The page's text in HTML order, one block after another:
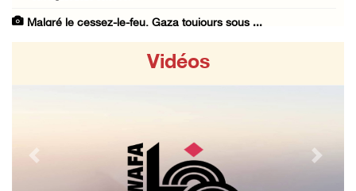
Malgré le cessez-le-feu, Gaza toujours sous ...
09/August/2026 09:38 AM
États-Unis : des médecins lancent une campag ...
Vidéos
Previous Next